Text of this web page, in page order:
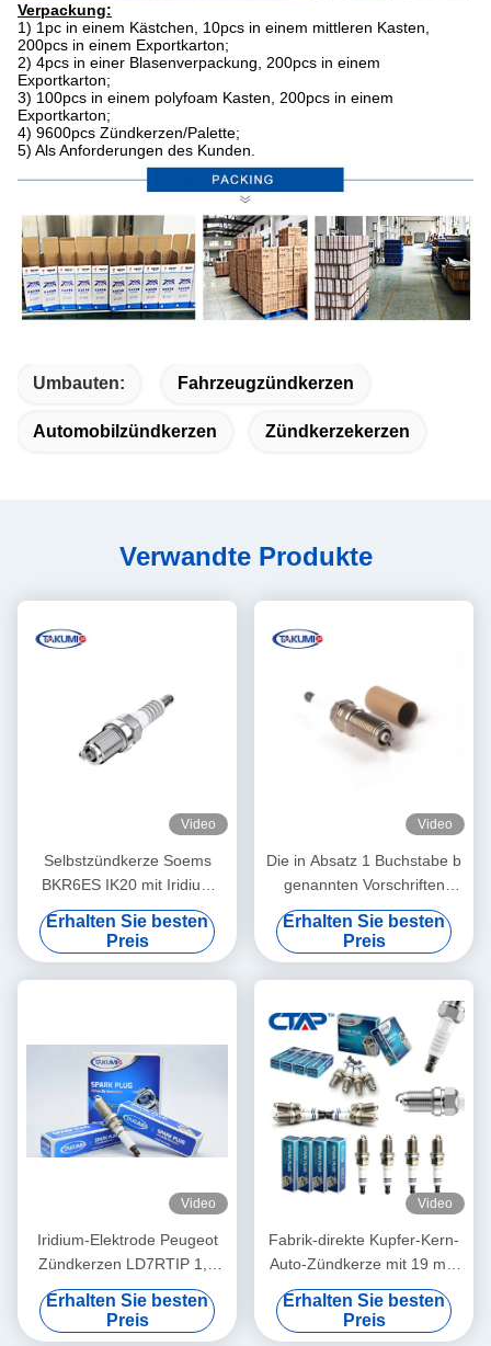
Verpackung:
1) 1pc in einem Kästchen, 10pcs in einem mittleren Kasten,
200pcs in einem Exportkarton;
2) 4pcs in einer Blasenverpackung, 200pcs in einem
Exportkarton;
3) 100pcs in einem polyfoam Kasten, 200pcs in einem
Exportkarton;
4) 9600pcs Zündkerzen/Palette;
5) Als Anforderungen des Kunden.
Umbauten: Fahrzeugzündkerzen
Automobilzündkerzen Zündkerzekerzen
Verwandte Produkte
Video
Selbstzündkerze Soems
BKR6ES IK20 mit Iridium
und Platin-Elektrode
Erhalten Sie besten
Preis
Video
Die in Absatz 1 Buchstabe b
genannten Vorschriften
gelten für die Verwendung
von Zündkerzen, die in der
Zündschleife befinden.
Erhalten Sie besten
Preis
Video
Iridium-Elektrode Peugeot
Zündkerzen LD7RTIP 1,1
mm Lücke hohe
Kraftstoffeffizienz NGK
toyota
Erhalten Sie besten
Preis
Video
Fabrik-direkte Kupfer-Kern-
Auto-Zündkerze mit 19 mm
Reichweite 16 mm Hex und
Wärmebereich 6 für
BKR5EYA11 BKR6E11
Erhalten Sie besten
Preis